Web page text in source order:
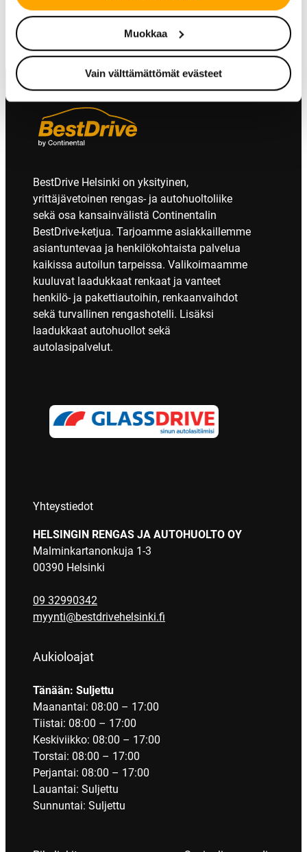
Muokkaa
Vain välttämättömät evästeet
BestDrive Helsinki on yksityinen,
yrittäjävetoinen rengas- ja autohuoltoliike
sekä osa kansainvälistä Continentalin
BestDrive-ketjua. Tarjoamme asiakkaillemme
asiantuntevaa ja henkilökohtaista palvelua
kaikissa autoilun tarpeissa. Valikoimaamme
kuuluvat laadukkaat renkaat ja vanteet
henkilö- ja pakettiautoihin, renkaanvaihdot
sekä turvallinen rengashotelli. Lisäksi
laadukkaat autohuollot sekä
autolasipalvelut.
Yhteystiedot
HELSINGIN RENGAS JA AUTOHUOLTO OY
Malminkartanonkuja 1-3
00390 Helsinki
09 32990342
myynti@bestdrivehelsinki.fi
Aukioloajat
Tänään: Suljettu
Maanantai: 08:00 – 17:00
Tiistai: 08:00 – 17:00
Keskiviikko: 08:00 – 17:00
Torstai: 08:00 – 17:00
Perjantai: 08:00 – 17:00
Lauantai: Suljettu
Sunnuntai: Suljettu